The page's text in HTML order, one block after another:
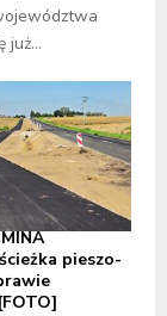
już...
pieszo-